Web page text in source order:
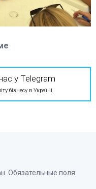
у Telegram
бізнесу в Україні
Обязательные поля